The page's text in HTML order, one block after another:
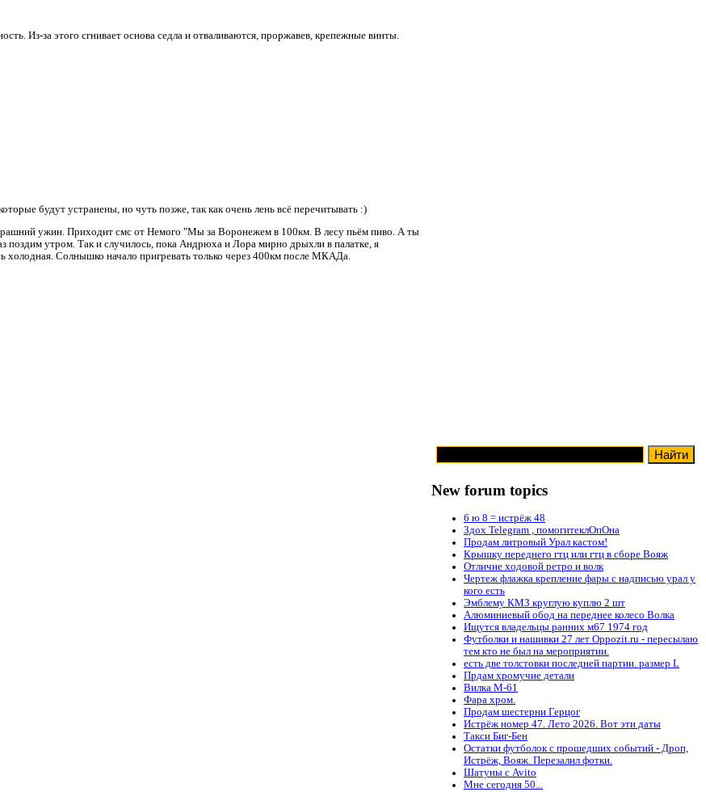
Из-за этого сгнивает основа седла и отваливаются, проржавев, крепежные винты.
будут устранены, но чуть позже, так как очень лень всё перечитывать :)
ужин. Приходит смс от Немого "Мы за Воронежем в 100км. В лесу пьём пиво. А ты
поздим утром. Так и случилось, пока Андрюха и Лора мирно дрыхли в палатке, я
Солнышко начало пригревать только через 400км после МКАДа.
New forum topics
6 ю 8 = истрёж 48
Здох Telegram , помогитеклОпОна
Продам литровый Урал кастом!
Крышку переднего гтц или гтц в сборе Вояж
Отличие ходовой ретро и волк
Чертеж флажка крепление фары с надписью урал у
кого есть
Эмблему КМЗ круглую куплю 2 шт
Алюминиевый обод на переднее колесо Волка
Ищутся владельцы ранних м67 1974 год
Футболки и нашивки 27 лет Oppozit.ru - пересылаю
тем кто не был на мероприятии.
есть две толстовки последней партии. размер L
Прдам хромучие детали
Вилка М-61
Фара хром.
Продам шестерни Герцог
Истрёж номер 47. Лето 2026. Вот эти даты
Такси Биг-Бен
Остатки футболок с прошедших событий - Дроп,
Истрёж, Вояж. Перезалил фотки.
Шатуны с Avito
Мне сегодня 50...